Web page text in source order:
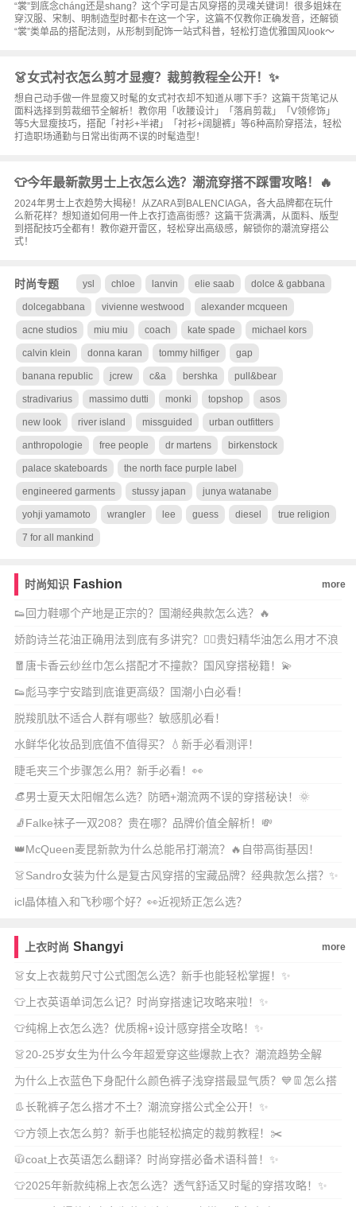
“裳”到底念cháng还是shang？这个字可是古风穿搭的灵魂关键词！很多姐妹在
穿汉服、宋制、明制造型时都卡在这一个字，这篇不仅教你正确发音，还解锁
“裳”类单品的搭配法则，从形制到配饰一站式科普，轻松打造优雅国风look～
👗女式衬衣怎么剪才显瘦？裁剪教程全公开！✨
想自己动手做一件显瘦又时髦的女式衬衣却不知道从哪下手？这篇干货笔记从
面料选择到剪裁细节全解析！教你用「收腰设计」「落肩剪裁」「V领修饰」
等5大显瘦技巧，搭配「衬衫+半裙」「衬衫+阔腿裤」等6种高阶穿搭法，轻松
打造职场通勤与日常出街两不误的时髦造型！
👕今年最新款男士上衣怎么选？潮流穿搭不踩雷攻略！🔥
2024年男士上衣趋势大揭秘！从ZARA到BALENCIAGA，各大品牌都在玩什
么新花样？想知道如何用一件上衣打造高街感？这篇干货满满，从面料、版型
到搭配技巧全都有！教你避开雷区，轻松穿出高级感，解锁你的潮流穿搭公
式！
时尚专题 ysl chloe lanvin elie saab dolce & gabbana
dolcegabbana vivienne westwood alexander mcqueen
acne studios miu miu coach kate spade michael kors
calvin klein donna karan tommy hilfiger gap
banana republic jcrew c&a bershka pull&bear
stradivarius massimo dutti monki topshop asos
new look river island missguided urban outfitters
anthropologie free people dr martens birkenstock
palace skateboards the north face purple label
engineered garments stussy japan junya watanabe
yohji yamamoto wrangler lee guess diesel true religion
7 for all mankind
时尚知识 Fashion more
👟回力鞋哪个产地是正宗的？国潮经典款怎么选？🔥
娇韵诗兰花油正确用法到底有多讲究？💆‍♀️贵妇精华油怎么用才不浪
费？✨
🧧唐卡香云纱丝巾怎么搭配才不撞款？国风穿搭秘籍！💫
👟彪马李宁安踏到底谁更高级？国潮小白必看！
脱羧肌肽不适合人群有哪些？敏感肌必看！
水鲜华化妆品到底值不值得买？💧新手必看测评！
睫毛夹三个步骤怎么用？新手必看！👀
👒男士夏天太阳帽怎么选？防晒+潮流两不误的穿搭秘诀！🌞
🧦Falke袜子一双208？贵在哪？品牌价值全解析！💸
👑McQueen麦昆新款为什么总能吊打潮流？🔥自带高街基因！
👗Sandro女装为什么是复古风穿搭的宝藏品牌？经典款怎么搭？✨
icl晶体植入和飞秒哪个好？👀近视矫正怎么选？
上衣时尚 Shangyi more
👗女上衣裁剪尺寸公式图怎么选？新手也能轻松掌握！✨
👕上衣英语单词怎么记？时尚穿搭速记攻略来啦！✨
👕纯棉上衣怎么选？优质棉+设计感穿搭全攻略！✨
👗20-25岁女生为什么今年超爱穿这些爆款上衣？潮流趋势全解
析！✨
为什么上衣蓝色下身配什么颜色裤子浅穿搭最显气质？💙👖怎么搭
才不单调又高级？
👢长靴裤子怎么搭才不土？潮流穿搭公式全公开！✨
👕方领上衣怎么剪？新手也能轻松搞定的裁剪教程！✂️
🧥coat上衣英语怎么翻译？时尚穿搭必备术语科普！✨
👕2025年新款纯棉上衣怎么选？透气舒适又时髦的穿搭攻略！✨